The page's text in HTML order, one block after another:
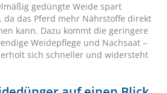
gedüngte Weide spart
da das Pferd mehr Nährstoffe direkt
kann. Dazu kommt die geringere
Weidepflege und Nachsaat –
sich schneller und widersteht